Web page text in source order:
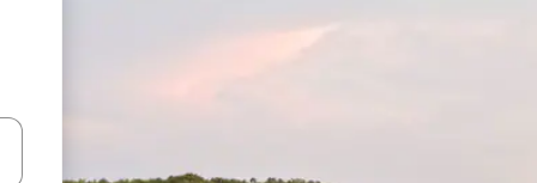
ನ್ಯಾವಿಗೇಟ್ ಮಾಡಿ ಅಥವಾ ಸ್ಪರ್ಶ ಅಥವಾ ಸ್ವೈಪ್ ಗೆಸ್ಚರ್‌ಗಳ ಮೂಲಕ ಅನ್ವೇಷಿಸಿ.